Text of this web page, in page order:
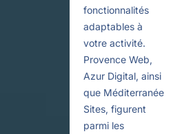
fonctionnalités
adaptables à
votre activité.
Provence Web,
Azur Digital, ainsi
que Méditerranée
Sites, figurent
parmi les